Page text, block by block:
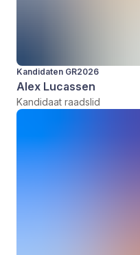
Kandidaten GR2026
Alex Lucassen
Kandidaat raadslid